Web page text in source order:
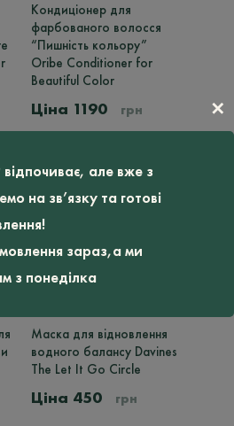
але вже з
на зв’язку та готові
зараз,а ми
з понеділка
✕
Цей
товар
має
кілька
варіантів.
можна
вибрати
сторінці
Кондиціонер для
фарбованого волосся
“Пишність кольору”
Oribe Conditioner for
Beautiful Color
1190 грн
Маска для відновлення
водного балансу Davines
The Let It Go Circle
450 грн